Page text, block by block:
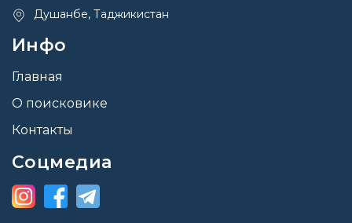
Душанбе, Таджикистан
Инфо
Главная
О поисковике
Контакты
Соцмедиа